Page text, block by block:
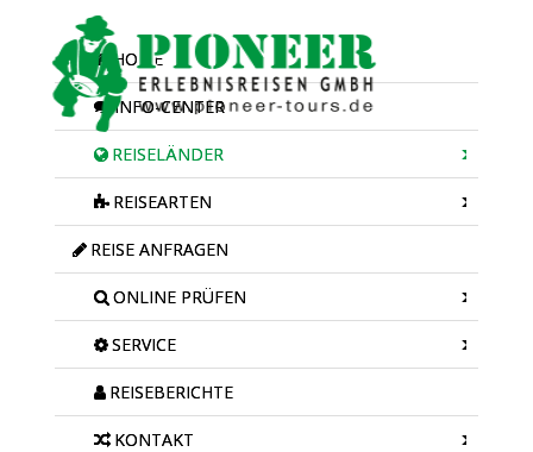
HOME
INFO-CENTER
REISELÄNDER
REISEARTEN
REISE ANFRAGEN
ONLINE PRÜFEN
SERVICE
REISEBERICHTE
KONTAKT